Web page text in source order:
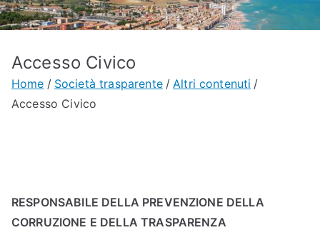
Accesso Civico
Home Società trasparente
Altri contenuti
Accesso Civico
RESPONSABILE DELLA PREVENZIONE DELLA
CORRUZIONE E DELLA TRASPARENZA